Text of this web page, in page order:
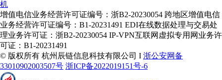
机
增值电信业务经营许可证编号：浙B2-20230054 跨地区增值电信
业务经营许可证编号：B1-20231491 EDI在线数据处理与交易处
理业务许可证：浙B2-20230054 IP-VPN互联网虚拟专用网业务许
可证：B1-20231491
© 版权所有 杭州辰链信息科技有限公司 I 浙公安网备
33010902003507号 浙ICP备2022019151号-6